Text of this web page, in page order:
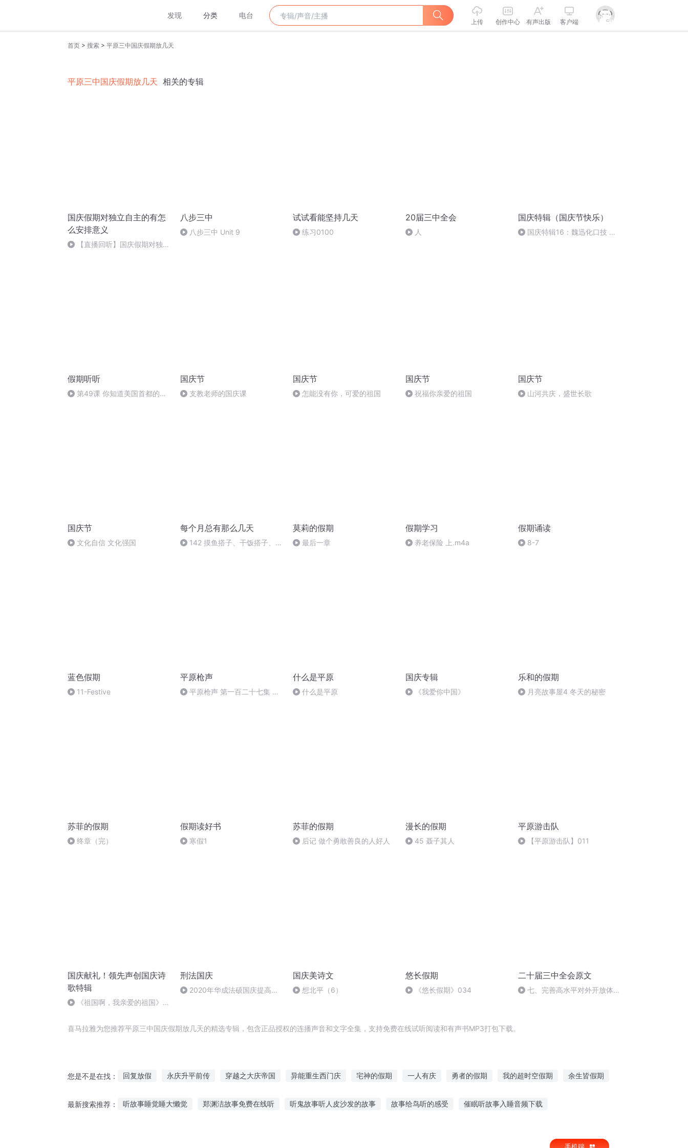
发现 分类 电台
上传 创作中心 有声出版 客户端
首页 > 搜索 > 平原三中国庆假期放几天
平原三中国庆假期放几天 相关的专辑
国庆假期对独立自主的有怎
么安排意义
【直播回听】国庆假期对独立
八步三中
八步三中 Unit 9
试试看能坚持几天
练习0100
20届三中全会
人
国庆特辑（国庆节快乐）
国庆特辑16：魏迅化口技 二
假期听听
第49课 你知道美国首都的名
国庆节
支教老师的国庆课
国庆节
怎能没有你，可爱的祖国
国庆节
祝福你亲爱的祖国
国庆节
山河共庆，盛世长歌
国庆节
文化自信 文化强国
每个月总有那么几天
142 摸鱼搭子、干饭搭子、健
莫莉的假期
最后一章
假期学习
养老保险 上.m4a
假期诵读
8-7
蓝色假期
11-Festive
平原枪声
平原枪声 第一百二十七集 大
什么是平原
什么是平原
国庆专辑
《我爱你中国》
乐和的假期
月亮故事屋4 冬天的秘密
苏菲的假期
终章（完）
假期读好书
寒假1
苏菲的假期
后记 做个勇敢善良的人好人
漫长的假期
45 聂子其人
平原游击队
【平原游击队】011
国庆献礼！领先声创国庆诗
歌特辑
《祖国啊，我亲爱的祖国》温
刑法国庆
2020年华成法硕国庆提高班
国庆美诗文
想北平（6）
悠长假期
《悠长假期》034
二十届三中全会原文
七、完善高水平对外开放体制
喜马拉雅为您推荐平原三中国庆假期放几天的精选专辑，包含正品授权的连播声音和文字全集，支持免费在线试听阅读和有声书MP3打包下载。
您是不是在找： 回复放假 永庆升平前传 穿越之大庆帝国 异能重生西门庆 宅神的假期 一人有庆 勇者的假期 我的超时空假期 余生皆假期
最新搜索推荐： 听故事睡觉睡大懒觉 郑渊洁故事免费在线听 听鬼故事听人皮沙发的故事 故事给鸟听的感受 催眠听故事入睡音频下载